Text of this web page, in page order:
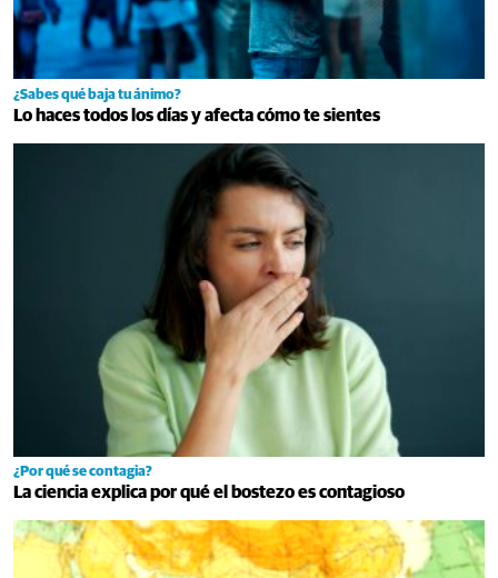
¿Sabes qué baja tu ánimo?
Lo haces todos los días y afecta cómo te sientes
¿Por qué se contagia?
La ciencia explica por qué el bostezo es contagioso